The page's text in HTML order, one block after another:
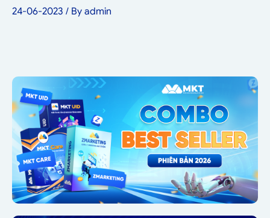
24-06-2023 / By admin